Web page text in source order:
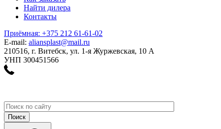
Найти дилера
Контакты
Приёмная: +375 212 61-61-02
E-mail: aliansplast@mail.ru
210516, г. Витебск, ул. 1-я Журжевская, 10 А
УНП 300451566